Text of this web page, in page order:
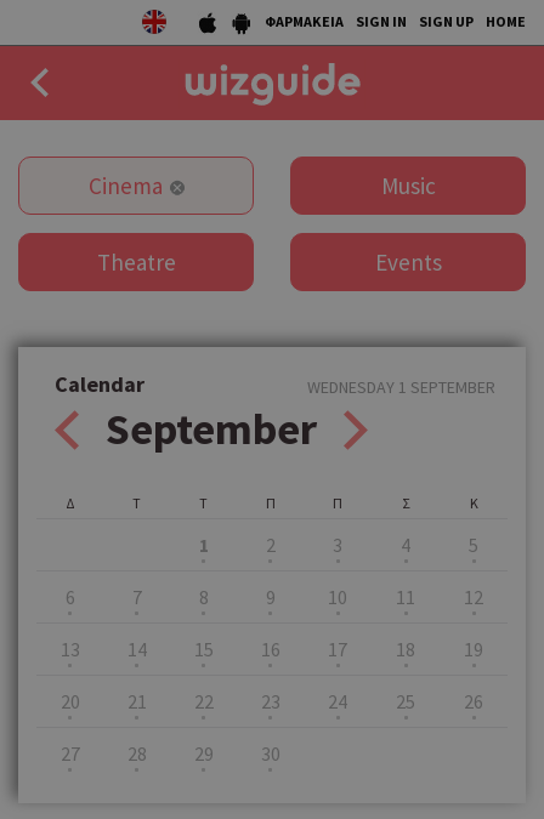
ΦΑΡΜΑΚΕΙΑ SIGN IN SIGN UP HOME
DRINK
COLLECTIONS
STORIES
Cinema Music
Theatre Events
Calendar
September
WEDNESDAY 1 SEPTEMBER
Δ Τ Τ
1
Π
2
Π
3
Σ
4
Κ
5
6 7 8 9 10 11 12
13 14 15 16 17 18 19
20 21 22 23 24 25 26
27 28 29 30